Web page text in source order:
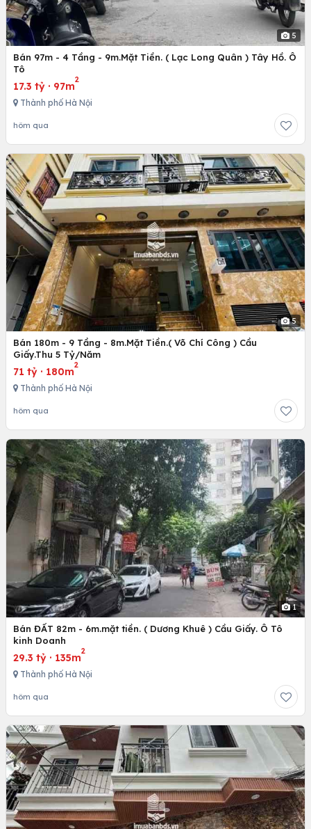
5
Bán 97m - 4 Tầng - 9m.Mặt Tiền. ( Lạc Long Quân ) Tây Hồ. Ô
Tô
17.3 tỷ · 97m
2
Thành phố Hà Nội
hôm qua
5
Bán 180m - 9 Tầng - 8m.Mặt Tiền.( Võ Chí Công ) Cầu
Giấy.Thu 5 Tỷ/Năm
71 tỷ · 180m
2
Thành phố Hà Nội
hôm qua
1
Bán ĐẤT 82m - 6m.mặt tiền. ( Dương Khuê ) Cầu Giấy. Ô Tô
kinh Doanh
29.3 tỷ · 135m
2
Thành phố Hà Nội
hôm qua